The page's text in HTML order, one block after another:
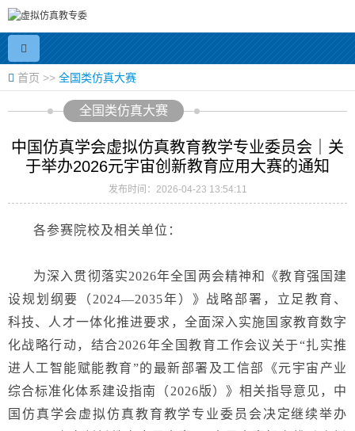
首页 >> 全国类仿真大赛
全国类仿真大赛
中国仿真学会虚拟仿真教育教学专业委员会｜关
于举办2026元宇宙创新教育应用大赛的通知
发布时间：2026-04-23 13:54:11
各参赛院校及相关单位：
为深入贯彻落实2026年全国两会精神和《教育强国建
设规划纲要（2024—2035年）》战略部署，立足教育、
科技、人才一体化推进要求，全面深入实施国家教育数字
化战略行动，结合2026年全国教育工作会议关于“扎实推
进人工智能赋能教育”的最新部署及工信部《元宇宙产业
综合标准化体系建设指南（2026版）》相关指导意见，中
国仿真学会虚拟仿真教育教学专业委员会决定继续举办